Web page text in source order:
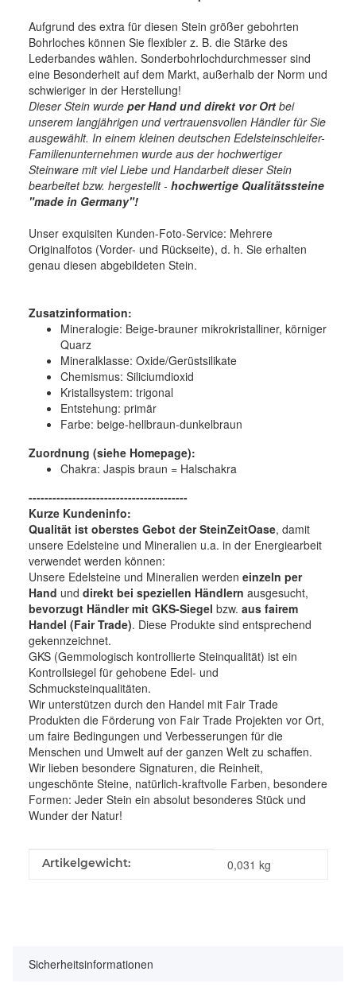
Aufgrund des extra für diesen Stein größer gebohrten
Bohrloches können Sie flexibler z. B. die Stärke des
Lederbandes wählen. Sonderbohrlochdurchmesser sind
eine Besonderheit auf dem Markt, außerhalb der Norm und
schwieriger in der Herstellung!
Dieser Stein wurde per Hand und direkt vor Ort bei
unserem langjährigen und vertrauensvollen Händler für Sie
ausgewählt. In einem kleinen deutschen Edelsteinschleifer-
Familienunternehmen wurde aus der hochwertiger
Steinware mit viel Liebe und Handarbeit dieser Stein
bearbeitet bzw. hergestellt - hochwertige Qualitätssteine
"made in Germany"!
Unser exquisiten Kunden-Foto-Service: Mehrere
Originalfotos (Vorder- und Rückseite), d. h. Sie erhalten
genau diesen abgebildeten Stein.
Zusatzinformation:
Mineralogie: Beige-brauner mikrokristalliner, körniger
Quarz
Mineralklasse: Oxide/Gerüstsilikate
Chemismus: Siliciumdioxid
Kristallsystem: trigonal
Entstehung: primär
Farbe: beige-hellbraun-dunkelbraun
Zuordnung (siehe Homepage):
Chakra: Jaspis braun = Halschakra
----------------------------------------
Kurze Kundeninfo:
Qualität ist oberstes Gebot der SteinZeitOase, damit
unsere Edelsteine und Mineralien u.a. in der Energiearbeit
verwendet werden können:
Unsere Edelsteine und Mineralien werden einzeln per
Hand und direkt bei speziellen Händlern ausgesucht,
bevorzugt Händler mit GKS-Siegel bzw. aus fairem
Handel (Fair Trade). Diese Produkte sind entsprechend
gekennzeichnet.
GKS (Gemmologisch kontrollierte Steinqualität) ist ein
Kontrollsiegel für gehobene Edel- und
Schmucksteinqualitäten.
Wir unterstützen durch den Handel mit Fair Trade
Produkten die Förderung von Fair Trade Projekten vor Ort,
um faire Bedingungen und Verbesserungen für die
Menschen und Umwelt auf der ganzen Welt zu schaffen.
Wir lieben besondere Signaturen, die Reinheit,
ungeschönte Steine, natürlich-kraftvolle Farben, besondere
Formen: Jeder Stein ein absolut besonderes Stück und
Wunder der Natur!
Produkteigenschaft
Wert
Artikelgewicht: 0,031 kg
Sicherheitsinformationen